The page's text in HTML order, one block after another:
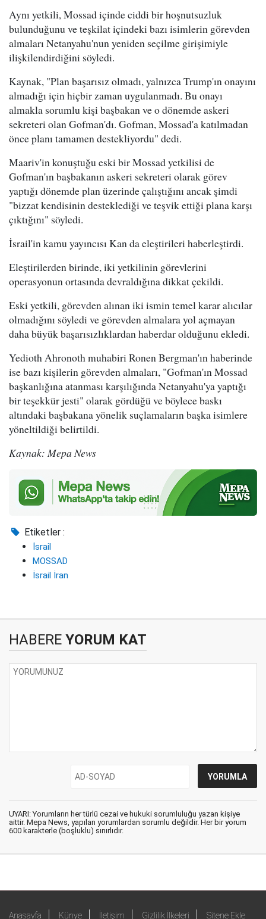
Aynı yetkili, Mossad içinde ciddi bir hoşnutsuzluk
bulunduğunu ve teşkilat içindeki bazı isimlerin görevden
almaları Netanyahu'nun yeniden seçilme girişimiyle
ilişkilendirdiğini söyledi.
Kaynak, "Plan başarısız olmadı, yalnızca Trump'ın onayını
almadığı için hiçbir zaman uygulanmadı. Bu onayı
almakla sorumlu kişi başbakan ve o dönemde askeri
sekreteri olan Gofman'dı. Gofman, Mossad'a katılmadan
önce planı tamamen destekliyordu" dedi.
Maariv'in konuştuğu eski bir Mossad yetkilisi de
Gofman'ın başbakanın askeri sekreteri olarak görev
yaptığı dönemde plan üzerinde çalıştığını ancak şimdi
"bizzat kendisinin desteklediği ve teşvik ettiği plana karşı
çıktığını" söyledi.
İsrail'in kamu yayıncısı Kan da eleştirileri haberleştirdi.
Eleştirilerden birinde, iki yetkilinin görevlerini
operasyonun ortasında devraldığına dikkat çekildi.
Eski yetkili, görevden alınan iki ismin temel karar alıcılar
olmadığını söyledi ve görevden almalara yol açmayan
daha büyük başarısızlıklardan haberdar olduğunu ekledi.
Yedioth Ahronoth muhabiri Ronen Bergman'ın haberinde
ise bazı kişilerin görevden almaları, "Gofman'ın Mossad
başkanlığına atanması karşılığında Netanyahu'ya yaptığı
bir teşekkür jesti" olarak gördüğü ve böylece baskı
altındaki başbakana yönelik suçlamaların başka isimlere
yöneltildiği belirtildi.
Kaynak: Mepa News
Etiketler :
İsrail
MOSSAD
İsrail İran
HABERE YORUM KAT
UYARI: Yorumların her türlü cezai ve hukuki sorumluluğu yazan kişiye
aittir. Mepa News, yapılan yorumlardan sorumlu değildir. Her bir yorum
600 karakterle (boşluklu) sınırlıdır.
Anasayfa Künye İletişim Gizlilik İlkeleri Sitene Ekle